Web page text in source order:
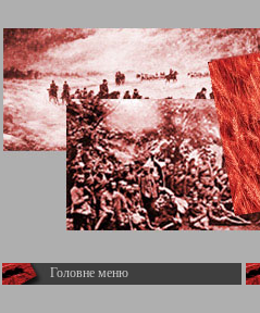
Головне меню